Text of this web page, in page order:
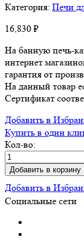
Категория: Печи
16,830 ₽
На банную печь-
интернет
гарантия от
На данный товар
Сертификат
Добавить в
Купить в один
Кол-во:
Добавить в корзину
Добавить в
Социальные сети